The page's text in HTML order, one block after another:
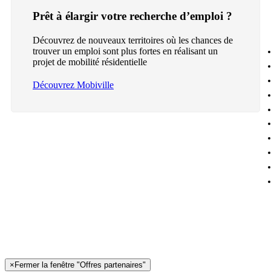
Prêt à élargir votre recherche d’emploi ?
Découvrez de nouveaux territoires où les chances de
trouver un emploi sont plus fortes en réalisant un
projet de mobilité résidentielle
Découvrez Mobiville
× Fermer la fenêtre "Offres partenaires"